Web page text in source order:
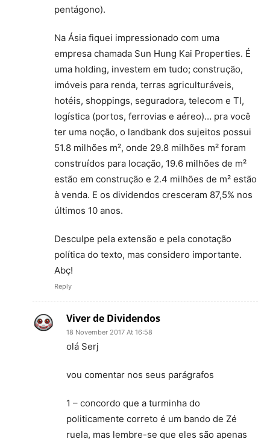
pentágono).
Na Ásia fiquei impressionado com uma
empresa chamada Sun Hung Kai Properties. É
uma holding, investem em tudo; construção,
imóveis para renda, terras agriculturáveis,
hotéis, shoppings, seguradora, telecom e TI,
logística (portos, ferrovias e aéreo)… pra você
ter uma noção, o landbank dos sujeitos possui
51.8 milhões m², onde 29.8 milhões m² foram
construídos para locação, 19.6 milhões de m²
estão em construção e 2.4 milhões de m² estão
à venda. E os dividendos cresceram 87,5% nos
últimos 10 anos.
Desculpe pela extensão e pela conotação
política do texto, mas considero importante.
Abç!
Reply
Viver de Dividendos
18 November 2017 At 16:58
olá Serj
vou comentar nos seus parágrafos
1 – concordo que a turminha do
politicamente correto é um bando de Zé
ruela, mas lembre-se que eles são apenas